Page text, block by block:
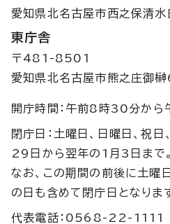
愛知県北名古屋市西之保清
東庁舎
〒481-8501
愛知県北名古屋市熊之庄御
開庁時間：午前8時30分か
閉庁日：土曜日、日曜日、祝
29日から翌年の1月3日まで。
なお、この期間の前後に土曜
の日も含めて閉庁日となりま
代表電話：0568-22-1111